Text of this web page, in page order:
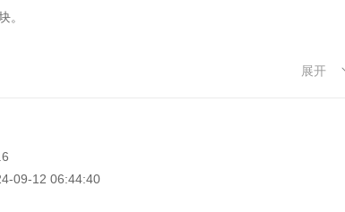
。
落架的压缩回弹和减震经过仔细调整。模拟器中的大多数飞
地球环境渲染是独一无二的，它使用多种散射算法来计算天
展开
09-12 06:44:40